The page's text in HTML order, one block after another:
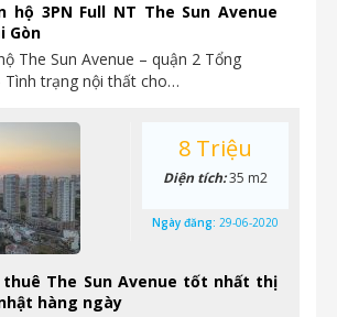
hộ 3PN Full NT The Sun Avenue
Gòn
The Sun Avenue – quận 2 Tổng
Tình trạng nội thất cho…
thuê The Sun Avenue tốt nhất thị
hàng ngày
8 Triệu
Diện tích:35 m2
Ngày đăng: 29-06-2020